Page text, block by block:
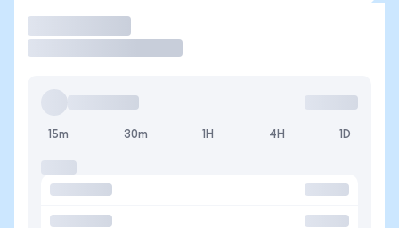
15m 30m 1H 4H 1D